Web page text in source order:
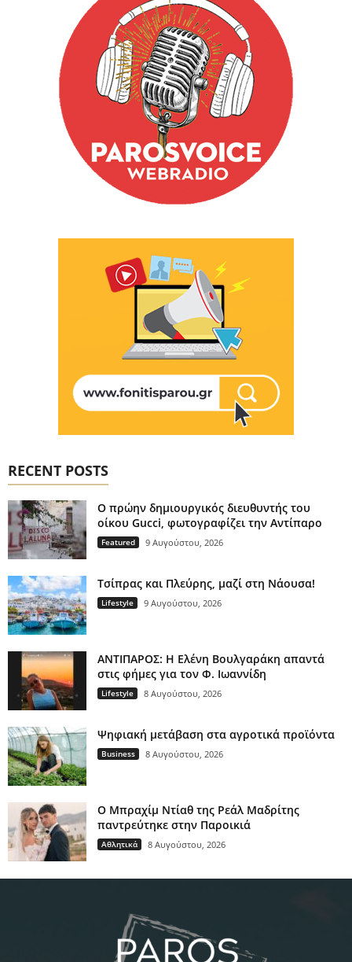
RECENT POSTS
Ο πρώην δημιουργικός διευθυντής του
οίκου Gucci, φωτογραφίζει την Αντίπαρο
Featured 9 Αυγούστου, 2026
Τσίπρας και Πλεύρης, μαζί στη Νάουσα!
Lifestyle 9 Αυγούστου, 2026
ΑΝΤΙΠΑΡΟΣ: Η Ελένη Βουλγαράκη απαντά
στις φήμες για τον Φ. Ιωαννίδη
Lifestyle 8 Αυγούστου, 2026
Ψηφιακή μετάβαση στα αγροτικά προϊόντα
Business 8 Αυγούστου, 2026
Ο Μπραχίμ Ντίαθ της Ρεάλ Μαδρίτης
παντρεύτηκε στην Παροικιά
Αθλητικά 8 Αυγούστου, 2026